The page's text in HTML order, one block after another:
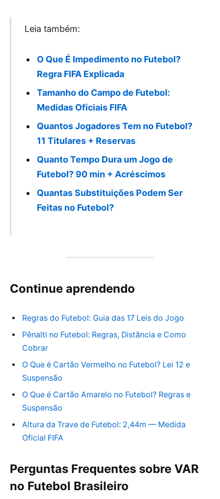
Leia também:
O Que É Impedimento no Futebol?
Regra FIFA Explicada
Tamanho do Campo de Futebol:
Medidas Oficiais FIFA
Quantos Jogadores Tem no Futebol?
11 Titulares + Reservas
Quanto Tempo Dura um Jogo de
Futebol? 90 min + Acréscimos
Quantas Substituições Podem Ser
Feitas no Futebol?
Continue aprendendo
Regras do Futebol: Guia das 17 Leis do Jogo
Pênalti no Futebol: Regras, Distância e Como
Cobrar
O Que é Cartão Vermelho no Futebol? Lei 12 e
Suspensão
O Que é Cartão Amarelo no Futebol? Regras e
Suspensão
Altura da Trave de Futebol: 2,44m — Medida
Oficial FIFA
Perguntas Frequentes sobre VAR
no Futebol Brasileiro